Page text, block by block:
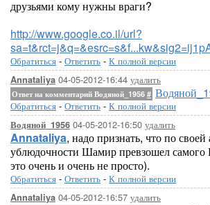
друзьями кому нужны враги?
http://www.google.co.il/url?
Обратиться - Ответить - К полной версии
Annataliya 04-05-2012-16:44 удалить
Ответ на комментарий Водяной_1956 #
Обратиться - Ответить - К полной версии
Водяной_1956 04-05-2012-16:50 удалить
Annataliya, надо признать, что по
ублюдочности Шамир превзошел самого
это очень и очень не просто).
Обратиться - Ответить - К полной версии
Annataliya 04-05-2012-16:57 удалить